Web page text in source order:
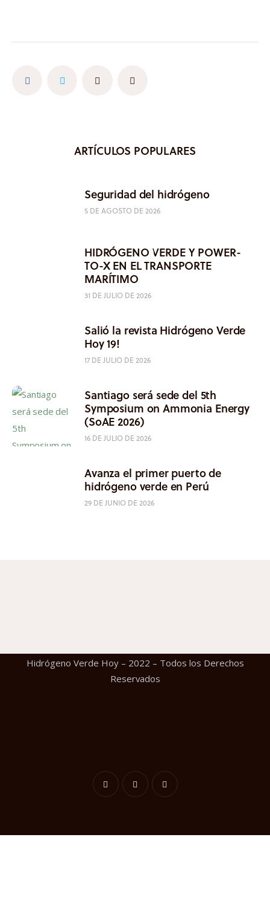
ARTÍCULOS POPULARES
Seguridad del hidrógeno
5 DE AGOSTO DE 2026
HIDRÓGENO VERDE Y POWER-
TO-X EN EL TRANSPORTE
MARÍTIMO
31 DE JULIO DE 2026
Salió la revista Hidrógeno Verde
Hoy 19!
17 DE JULIO DE 2026
Santiago será sede del 5th
Symposium on Ammonia Energy
(SoAE 2026)
16 DE JULIO DE 2026
Avanza el primer puerto de
hidrógeno verde en Perú
29 DE JUNIO DE 2026
Hidrógeno Verde Hoy – 2022 – Todos los Derechos
Reservados